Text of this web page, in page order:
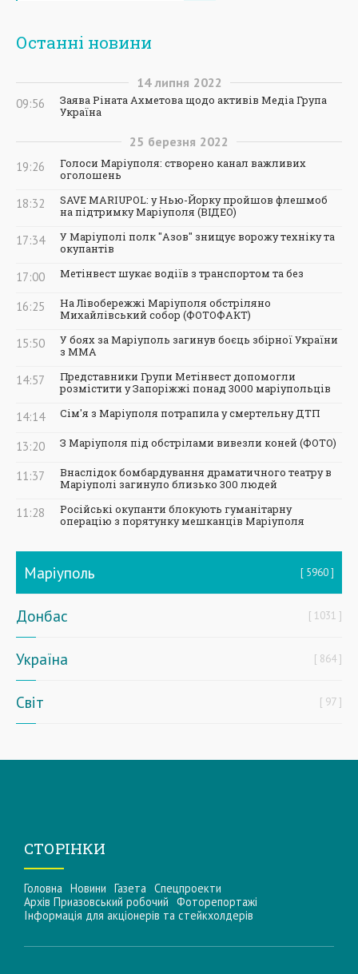
Останні новини
14 липня 2022
09:56
Заява Ріната Ахметова щодо активів Медіа Група
Україна
25 березня 2022
19:26
Голоси Маріуполя: створено канал важливих
оголошень
18:32
SAVE MARIUPOL: у Нью-Йорку пройшов флешмоб
на підтримку Маріуполя (ВІДЕО)
17:34
У Маріуполі полк "Азов" знищує ворожу техніку та
окупантів
17:00 Метінвест шукає водіїв з транспортом та без
16:25
На Лівобережжі Маріуполя обстріляно
Михайлівський собор (ФОТОФАКТ)
15:50
У боях за Маріуполь загинув боєць збірної України
з ММА
14:57
Представники Групи Метінвест допомогли
розмістити у Запоріжжі понад 3000 маріупольців
14:14 Сім'я з Маріуполя потрапила у смертельну ДТП
13:20 З Маріуполя під обстрілами вивезли коней (ФОТО)
11:37
Внаслідок бомбардування драматичного театру в
Маріуполі загинуло близько 300 людей
11:28
Російські окупанти блокують гуманітарну
операцію з порятунку мешканців Маріуполя
Маріуполь 5960
Донбас 1031
Україна 864
Світ 97
СТОРІНКИ
Головна Новини Газета Спецпроекти
Архів Приазовський робочий Фоторепортажі
Інформацiя для акцiонерiв та стейкхолдерiв